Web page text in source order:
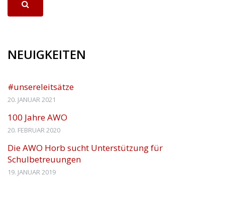
NEUIGKEITEN
#unsereleitsätze
20. JANUAR 2021
100 Jahre AWO
20. FEBRUAR 2020
Die AWO Horb sucht Unterstützung für
Schulbetreuungen
19. JANUAR 2019